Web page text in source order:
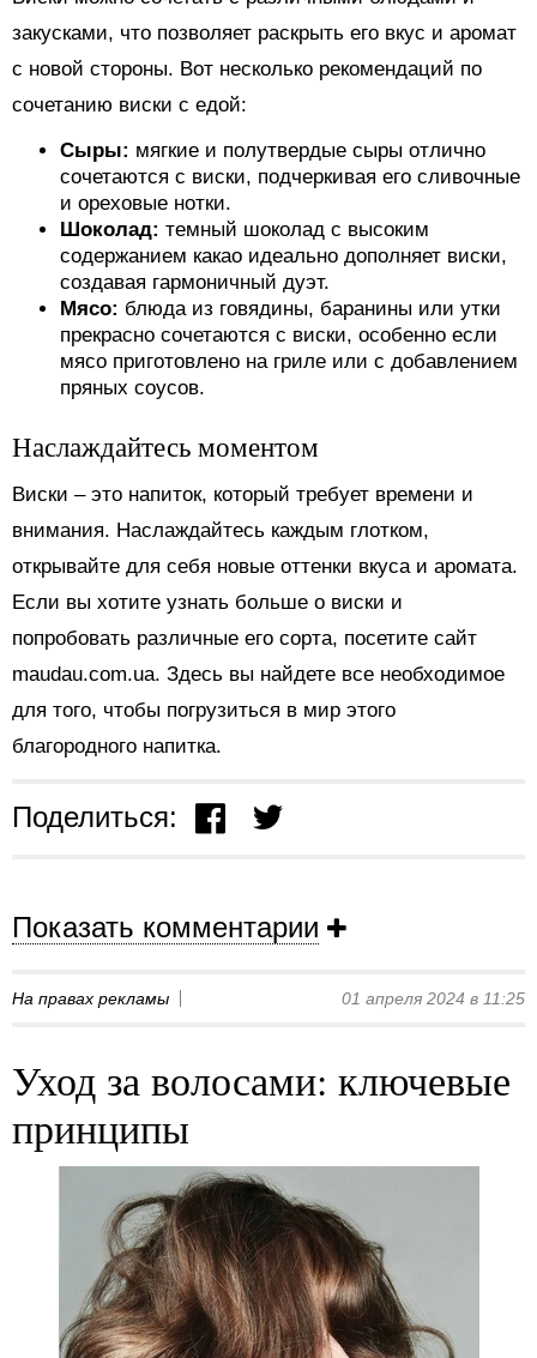
закусками, что позволяет раскрыть его вкус и аромат
с новой стороны. Вот несколько рекомендаций по
сочетанию виски с едой:
Сыры: мягкие и полутвердые сыры отлично
сочетаются с виски, подчеркивая его сливочные
и ореховые нотки.
Шоколад: темный шоколад с высоким
содержанием какао идеально дополняет виски,
создавая гармоничный дуэт.
Мясо: блюда из говядины, баранины или утки
прекрасно сочетаются с виски, особенно если
мясо приготовлено на гриле или с добавлением
пряных соусов.
Наслаждайтесь моментом
Виски – это напиток, который требует времени и
внимания. Наслаждайтесь каждым глотком,
открывайте для себя новые оттенки вкуса и аромата.
Если вы хотите узнать больше о виски и
попробовать различные его сорта, посетите сайт
maudau.com.ua. Здесь вы найдете все необходимое
для того, чтобы погрузиться в мир этого
благородного напитка.
Поделиться:
Показать комментарии
На правах рекламы 01 апреля 2024 в 11:25
Уход за волосами: ключевые
принципы